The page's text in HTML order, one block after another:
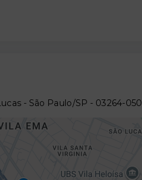
- São Paulo/SP - 03264-050